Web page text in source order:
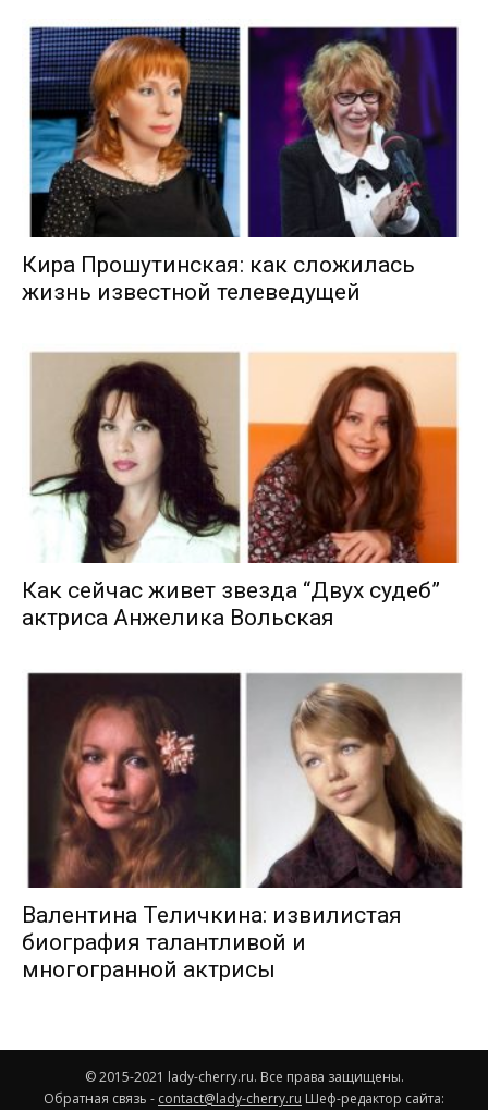
Кира Прошутинская: как сложилась
жизнь известной телеведущей
Как сейчас живет звезда “Двух судеб”
актриса Анжелика Вольская
Валентина Теличкина: извилистая
биография талантливой и
многогранной актрисы
© 2015-2021 lady-cherry.ru. Все права защищены.
Обратная связь - contact@lady-cherry.ru Шеф-редактор сайта: